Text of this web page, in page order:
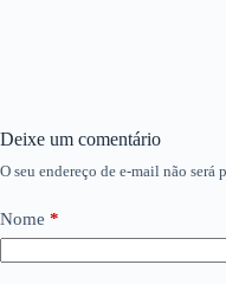
Deixe um comentário
O seu endereço de e-mail não será
Nome *